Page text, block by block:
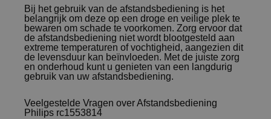
Bij het gebruik van de afstandsbediening is het
belangrijk om deze op een droge en veilige plek te
bewaren om schade te voorkomen. Zorg ervoor dat
de afstandsbediening niet wordt blootgesteld aan
extreme temperaturen of vochtigheid, aangezien dit
de levensduur kan beïnvloeden. Met de juiste zorg
en onderhoud kunt u genieten van een langdurig
gebruik van uw afstandsbediening.
Veelgestelde Vragen over Afstandsbediening
Philips rc1553814